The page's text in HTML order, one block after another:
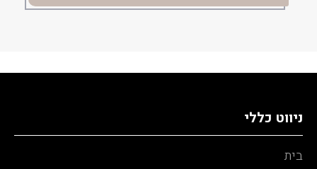
ניווט כללי
בית